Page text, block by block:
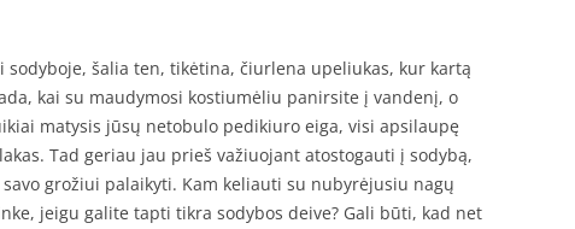
sodyboje, šalia ten, tikėtina, čiurlena upeliukas, kur kartą
kai su maudymosi kostiumėliu panirsite į vandenį, o
matysis jūsų netobulo pedikiuro eiga, visi apsilaupę
Tad geriau jau prieš važiuojant atostogauti į sodybą,
grožiui palaikyti. Kam keliauti su nubyrėjusiu nagų
jeigu galite tapti tikra sodybos deive? Gali būti, kad net